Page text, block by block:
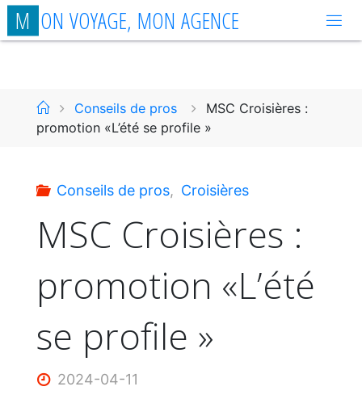
Aller
auM ON VOYAGE, MON AGENCE
AccueilConseils de pros
MSC Croisières :
promotion «L’été se profile »
Conseils de pros, Croisières
MSC Croisières :
promotion «L’été
se profile »
2024-04-11